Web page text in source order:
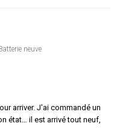
neuve
arriver. J'ai commandé un
état… il est arrivé tout neuf,